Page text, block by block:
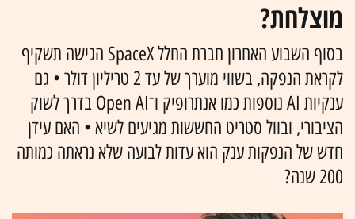
מוצלחת?
בסוף השבוע האחרון חברת החלל SpaceX הגישה תשקיף
לקראת הנפקה, בשווי מוערך של עד 2 טריליון דולר • גם
ענקיות AI נוספות כמו אנתרופיק ו־Open AI בדרך לשוק
הציבורי, ובוול סטריט החששות מגיעים לשיא • האם עידן
חדש של הנפקות ענק הוא עדות לבועה שלא נראתה כמותה
200 שנה?